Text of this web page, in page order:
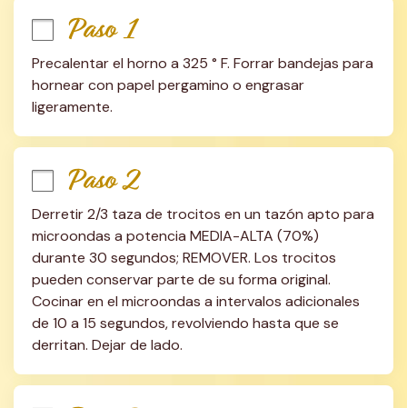
Paso 1
Precalentar el horno a 325 ° F. Forrar bandejas para
hornear con papel pergamino o engrasar
ligeramente.
Paso 2
Derretir 2/3 taza de trocitos en un tazón apto para
microondas a potencia MEDIA-ALTA (70%)
durante 30 segundos; REMOVER. Los trocitos
pueden conservar parte de su forma original.
Cocinar en el microondas a intervalos adicionales
de 10 a 15 segundos, revolviendo hasta que se
derritan. Dejar de lado.